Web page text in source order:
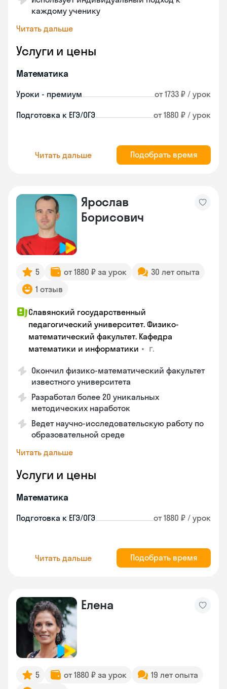
каждому ученику
Читать дальше
Услуги и цены
Математика
Уроки - премиум от 1733 ₽ / урок
Подготовка к ЕГЭ/ОГЭ от 1880 ₽ / урок
Читать дальше Подобрать время
Ярослав
Борисович
5 от 1880 ₽ за урок
30 лет опыта
1 отзыв
Славянский государственный
педагогический университет. Физико-
математический факультет. Кафедра
математики и информатики • г.
Окончил физико-математический факультет
известного университета
Разработал более 20 уникальных
методических наработок
Ведет научно-исследовательскую работу по
образовательной среде
Читать дальше
Услуги и цены
Математика
Подготовка к ЕГЭ/ОГЭ от 1880 ₽ / урок
Читать дальше Подобрать время
Елена
5 от 1880 ₽ за урок
19 лет опыта